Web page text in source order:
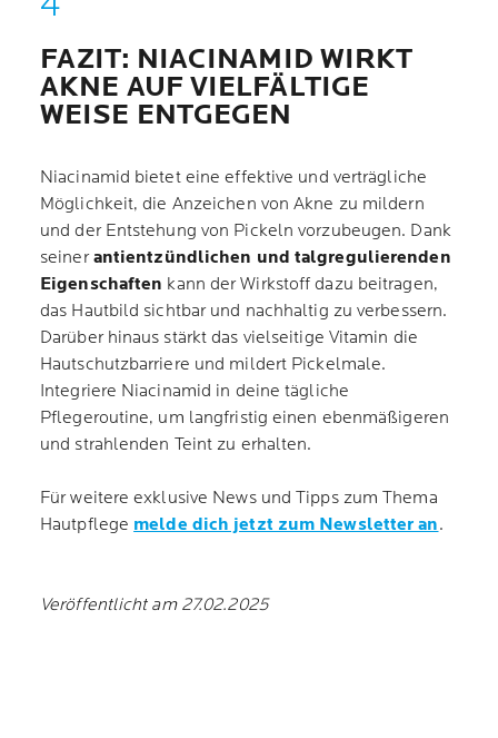
FAZIT: NIACINAMID WIRKT
AKNE AUF VIELFÄLTIGE
WEISE ENTGEGEN
Niacinamid bietet eine effektive und verträgliche
Möglichkeit, die Anzeichen von Akne zu mildern
und der Entstehung von Pickeln vorzubeugen. Dank
seinerantientzündlichen und talgregulierenden
Eigenschaften kann der Wirkstoff dazu beitragen,
das Hautbild sichtbar und nachhaltig zu verbessern.
Darüber hinaus stärkt das vielseitige Vitamin die
Hautschutzbarriere und mildert Pickelmale.
Integriere Niacinamid in deine tägliche
Pflegeroutine, um langfristig einen ebenmäßigeren
und strahlenden Teint zu erhalten.
Für weitere exklusive News und Tipps zum Thema
Hautpflege melde dich jetzt zum Newsletter an.
Veröffentlicht am 27.02.2025